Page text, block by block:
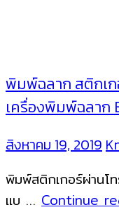
พิมพ์ฉลาก สติกเ
เครื่องพิมพ์ฉลาก
สิงหาคม 19, 2019
พิมพ์สติกเกอร์ผ่าน
แบ … Continue